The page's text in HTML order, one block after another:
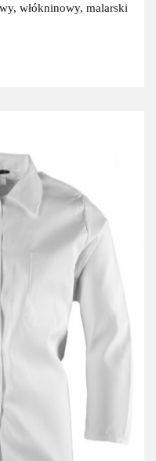
włókninowy, malarski